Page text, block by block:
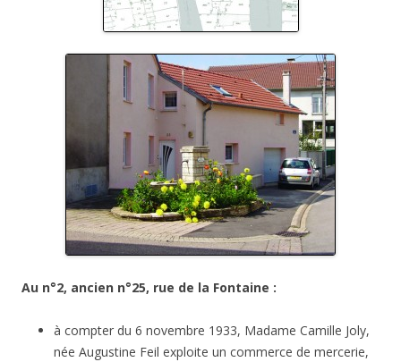
Au n°2, ancien n°25, rue de la Fontaine :
à compter du 6 novembre 1933, Madame Camille Joly,
née Augustine Feil exploite un commerce de mercerie,